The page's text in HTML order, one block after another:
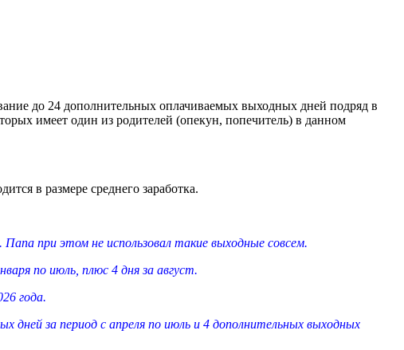
до 24 дополнительных оплачиваемых выходных дней подряд в
имеет один из родителей (опекун, попечитель) в данном
в размере среднего заработка.
при этом не использовал такие выходные совсем.
по июль, плюс 4 дня за август.
года.
дней за период с апреля по июль и 4 дополнительных выходных